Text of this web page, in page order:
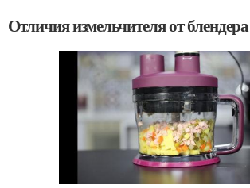
Отличия измельчителя от блендера